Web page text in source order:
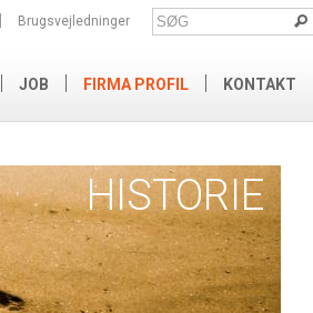
HISTORIE
Brugsvejledninger
KONTAKT
FIRMA PROFIL
JOB